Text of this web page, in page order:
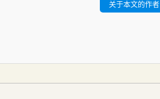
关于本文的作者